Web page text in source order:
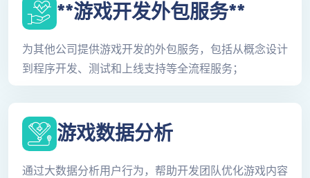
**游戏开发外包服务**
为其他公司提供游戏开发的外包服务，包括从概念设计
到程序开发、测试和上线支持等全流程服务；
游戏数据分析
通过大数据分析用户行为，帮助开发团队优化游戏内容